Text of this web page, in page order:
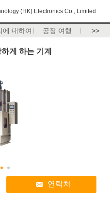
(HK) Electronics Co., Limited
에 대하여 공장 여행 >>
게 하는 기계
연락처